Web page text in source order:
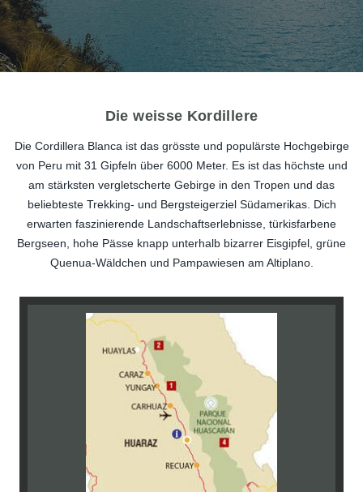
Die weisse Kordillere
Die Cordillera Blanca ist das grösste und populärste Hochgebirge
von Peru mit 31 Gipfeln über 6000 Meter. Es ist das höchste und
am stärksten vergletscherte Gebirge in den Tropen und das
beliebteste Trekking- und Bergsteigerziel Südamerikas. Dich
erwarten faszinierende Landschaftserlebnisse, türkisfarbene
Bergseen, hohe Pässe knapp unterhalb bizarrer Eisgipfel, grüne
Quenua-Wäldchen und Pampawiesen am Altiplano.